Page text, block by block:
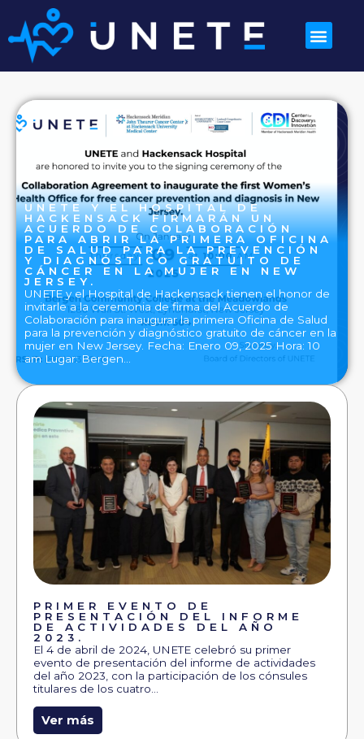
UNETE Y EL HOSPITAL DE
HACKENSACK FIRMARÁN UN
ACUERDO DE COLABORACIÓN
PARA ABRIR LA PRIMERA OFICINA
DE SALUD PARA LA PREVENCIÓN
Y DIAGNÓSTICO GRATUITO DE
CÁNCER EN LA MUJER EN NEW
JERSEY.
UNETE y el Hospital de Hackensack tienen el honor de
invitarle a la ceremonia de firma del Acuerdo de
Colaboración para inaugurar la primera Oficina de Salud
para la prevención y diagnóstico gratuito de cáncer en la
mujer en New Jersey. Fecha: Enero 09, 2025 Hora: 10
am Lugar: Bergen…
PRIMER EVENTO DE
PRESENTACIÓN DEL INFORME
DE ACTIVIDADES DEL AÑO
2023.
El 4 de abril de 2024, UNETE celebró su primer
evento de presentación del informe de actividades
del año 2023, con la participación de los cónsules
titulares de los cuatro…
Ver más